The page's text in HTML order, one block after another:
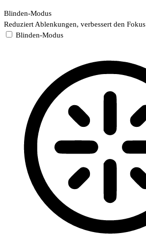
Blinden-Modus
Reduziert Ablenkungen, verbessert den Fokus
Blinden-Modus